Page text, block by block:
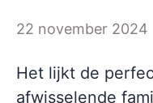
22 november 2024
Het lijkt de
afwisselende